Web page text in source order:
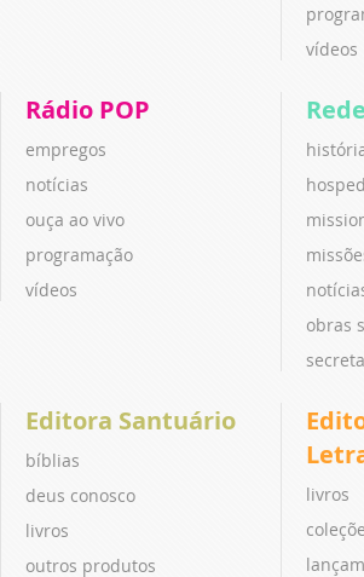
vídeos
Rádio POP
empregos
notícias
ouça ao vivo
programação
vídeos
obras
Editora Santuário
bíblias
deus conosco
livros
outros produtos
livros